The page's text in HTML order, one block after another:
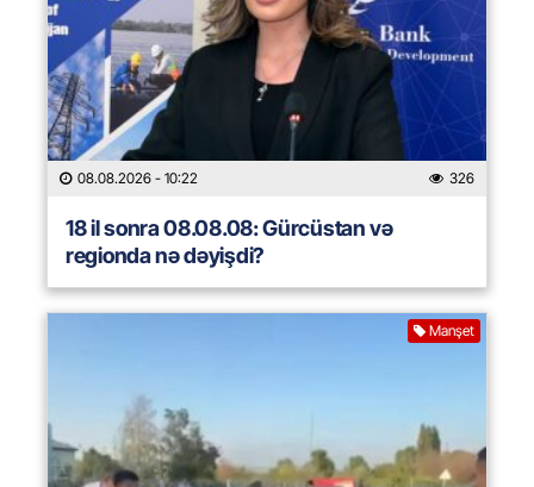
08.08.2026 - 10:22 326
18 il sonra 08.08.08: Gürcüstan və
regionda nə dəyişdi?
Manşet